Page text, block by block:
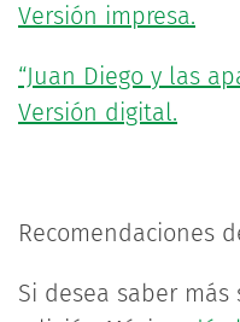
Versión impresa.
“Juan Diego y las
Versión digital.
Recomendaciones
Si desea saber